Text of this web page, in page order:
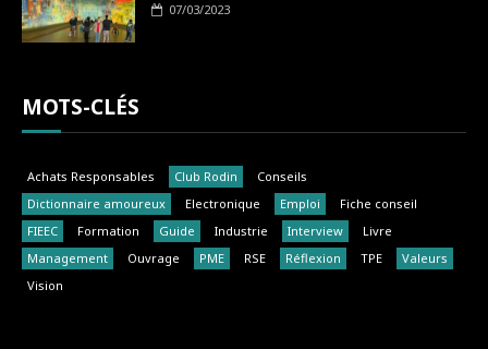
07/03/2023
MOTS-CLÉS
Achats Responsables Club Rodin
Conseils
Dictionnaire amoureux
Electronique Emploi
Fiche conseil
FIEEC
Formation Guide Industrie Interview
Livre
Management
Ouvrage PME RSE Réflexion TPE
Valeurs
Vision